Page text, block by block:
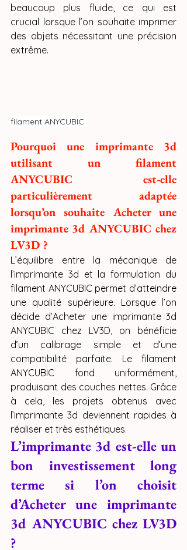
beaucoup plus fluide, ce qui est
crucial lorsque l’on souhaite imprimer
des objets nécessitant une précision
extrême.
filament ANYCUBIC
Pourquoi une imprimante 3d
utilisant un filament
ANYCUBIC est-elle
particulièrement adaptée
lorsqu’on souhaite Acheter une
imprimante 3d ANYCUBIC chez
LV3D ?
L’équilibre entre la mécanique de
l’imprimante 3d et la formulation du
filament ANYCUBIC permet d’atteindre
une qualité supérieure. Lorsque l’on
décide d’Acheter une imprimante 3d
ANYCUBIC chez LV3D, on bénéficie
d’un calibrage simple et d’une
compatibilité parfaite. Le filament
ANYCUBIC fond uniformément,
produisant des couches nettes. Grâce
à cela, les projets obtenus avec
l’imprimante 3d deviennent rapides à
réaliser et très esthétiques.
L’imprimante 3d est-elle un
bon investissement long
terme si l’on choisit
d’Acheter une imprimante
3d ANYCUBIC chez LV3D
?